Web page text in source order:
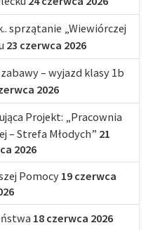
sprzątanie „Wiewiórczej
23 czerwca 2026
– wyjazd klasy 1b
2026
Projekt: „Pracownia
– Strefa Młodych” 21
2026
Pomocy 19 czerwca
18 czerwca 2026